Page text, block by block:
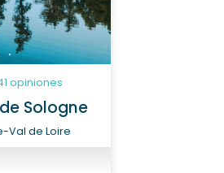
opiniones
Sologne
Val de Loire